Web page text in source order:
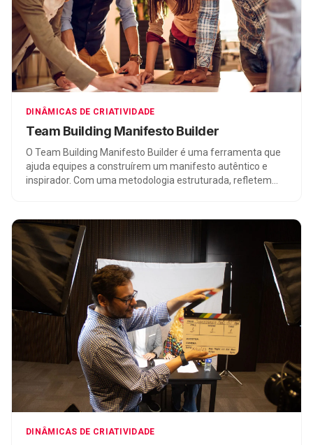
DINÂMICAS DE CRIATIVIDADE
Team Building Manifesto Builder
O Team Building Manifesto Builder é uma ferramenta que
ajuda equipes a construírem um manifesto autêntico e
inspirador. Com uma metodologia estruturada, refletem
envolvente, fortalecendo o trabalho em equipe para
alcançar resultados extraordinários.
DINÂMICAS DE CRIATIVIDADE